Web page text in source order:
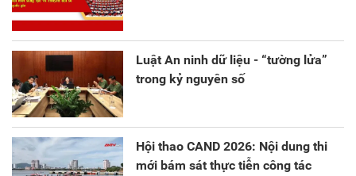
Luật An ninh dữ liệu - “tường lửa”
trong kỷ nguyên số
Hội thao CAND 2026: Nội dung thi
mới bám sát thực tiễn công tác